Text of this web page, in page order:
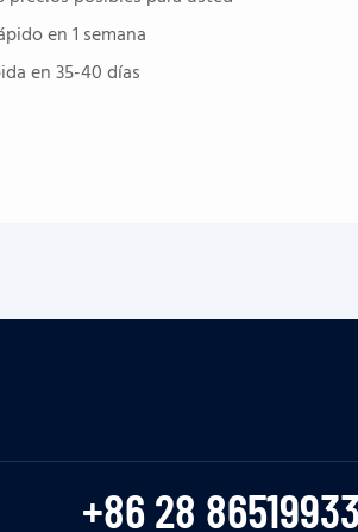
en 1 semana
en 35-40 días
+86 28